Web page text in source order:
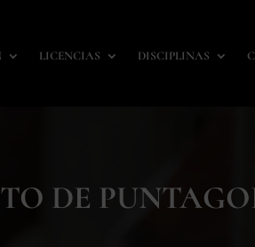
LICENCIAS DISCIPLINAS
DE